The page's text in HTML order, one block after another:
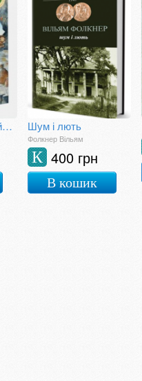
Роня, дочка розбійника Шум і лють
Фолкнер Вільям
400 грн
К
В кошик